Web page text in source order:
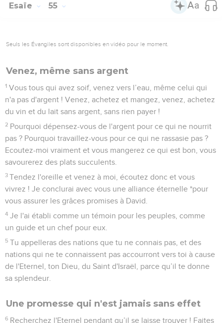
Esaïe 55
Seuls les Évangiles sont disponibles en vidéo pour le moment.
Venez, même sans argent
1 Vous tous qui avez soif, venez vers l’eau, même celui qui
n'a pas d'argent ! Venez, achetez et mangez, venez, achetez
du vin et du lait sans argent, sans rien payer !
2 Pourquoi dépensez-vous de l'argent pour ce qui ne nourrit
pas ? Pourquoi travaillez-vous pour ce qui ne rassasie pas ?
Ecoutez-moi vraiment et vous mangerez ce qui est bon, vous
savourerez des plats succulents.
3 Tendez l'oreille et venez à moi, écoutez donc et vous
vivrez ! Je conclurai avec vous une alliance éternelle *pour
vous assurer les grâces promises à David.
4 Je l'ai établi comme un témoin pour les peuples, comme
un guide et un chef pour eux.
5 Tu appelleras des nations que tu ne connais pas, et des
nations qui ne te connaissent pas accourront vers toi à cause
de l'Eternel, ton Dieu, du Saint d'Israël, parce qu’il te donne
sa splendeur.
Une promesse qui n'est jamais sans effet
6 Recherchez l'Eternel pendant qu’il se laisse trouver ! Faites